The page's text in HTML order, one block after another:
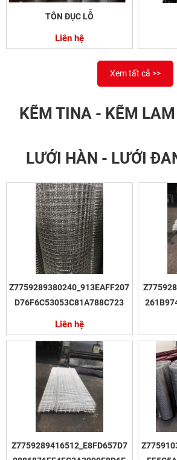
TÔN ĐỤC LỖ
Liên hệ
Xem tất cả >>
KẼM TINA - KẼM
LƯỚI HÀN - LƯỚI
Z7759289380240_913EAFF207
D76F6C53053C81A788C723
Liên hệ
Z7759289416512_E8FD657D7